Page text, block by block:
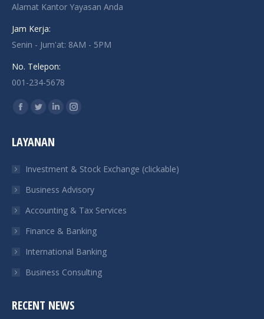
Alamat Kantor Yayasan Anda
Jam Kerja:
Senin - Jum'at: 8AM - 5PM
No. Telepon:
001-234-5678
Find us on:
Facebook
opens
new
window
Twitter
opens
new
window
Linkedin
new
window
Instagram
new
window
LAYANAN
Investment & Stock Exchange (clickable)
Business Advisory
Accounting & Tax Services
Finance & Banking
International Banking
Business Consulting
RECENT NEWS